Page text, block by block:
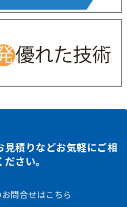
見積りなどお気軽にご相
さい。
問合せはこちら